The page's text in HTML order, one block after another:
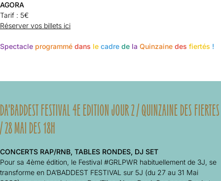
AGORA
Tarif : 5€
Réserver vos billets ici
Spectacle programmé dans le cadre de la Quinzaine des fiertés !
DA'BADDEST FESTIVAL 4E EDITION JOUR 2 / QUINZAINE DES FIERTES
/ 28 MAI DES 18H
CONCERTS RAP/RNB, TABLES RONDES, DJ SET
Pour sa 4ème édition, le Festival #GRLPWR habituellement de 3J, se
transforme en DA’BADDEST FESTIVAL sur 5J (du 27 au 31 Mai